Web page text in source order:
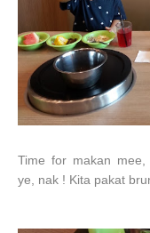
Time for makan mee,
ye, nak ! Kita pakat